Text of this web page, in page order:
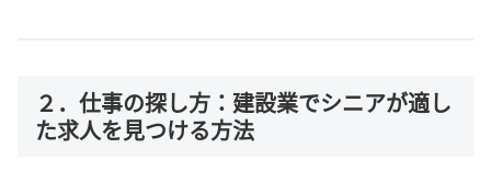
２．仕事の探し方：建設業でシニアが適し
た求人を見つける方法